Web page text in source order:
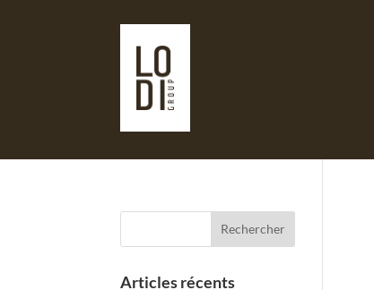
Articles récents